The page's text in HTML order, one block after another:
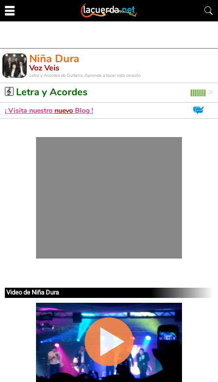
Niña Dura
Voz Veis
Letra y Acordes de Guitarra. Aprende a tocar esta canción
Letra y Acordes
¡ Visita nuestro nuevo Blog !
Video de Niña Dura